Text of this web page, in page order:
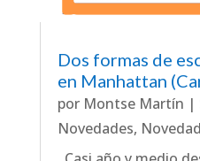
Dos formas de
en Manhattan
por Montse Martín |
Novedades,